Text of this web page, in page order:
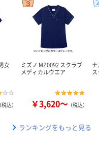
女
（税込）
ミズノ MZ0092 スクラブ
メディカルウエア
￥3,620～ （税込）
ランキングをもっと見る